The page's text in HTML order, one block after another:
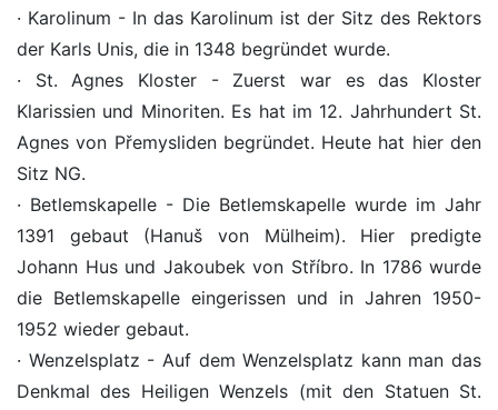
· Karolinum - In das Karolinum ist der Sitz des Rektors
der Karls Unis, die in 1348 begründet wurde.
· St. Agnes Kloster - Zuerst war es das Kloster
Klarissien und Minoriten. Es hat im 12. Jahrhundert St.
Agnes von Přemysliden begründet. Heute hat hier den
Sitz NG.
· Betlemskapelle - Die Betlemskapelle wurde im Jahr
1391 gebaut (Hanuš von Mülheim). Hier predigte
Johann Hus und Jakoubek von Stříbro. In 1786 wurde
die Betlemskapelle eingerissen und in Jahren 1950-
1952 wieder gebaut.
· Wenzelsplatz - Auf dem Wenzelsplatz kann man das
Denkmal des Heiligen Wenzels (mit den Statuen St.